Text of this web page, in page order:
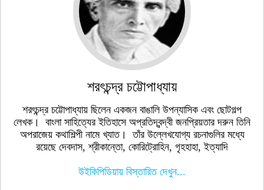
শরৎচন্দ্র চট্টোপাধ্যায়
শরৎচন্দ্র চট্টোপাধ্যায় ছিলেন একজন বাঙালি উপন্যাসিক এবং ছোটগল্প
লেখক। বাংলা সাহিত্যের ইতিহাসে অপ্রতিদ্বন্দ্বী জনপ্রিয়তার দরুন তিনি
অপরাজেয় কথাশিল্পী নামে খ্যাত। তাঁর উল্লেখযোগ্য রচনাগুলির মধ্যে
রয়েছে দেবদাস, শ্রীকান্তো, কোরিট্রোহিন, গৃহহাহা, ইত্যাদি
উইকিপিডিয়ায় বিস্তারিত দেখুন...